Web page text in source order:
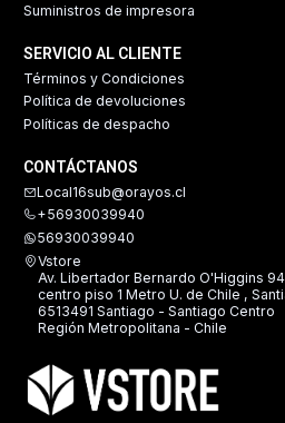
Suministros de impresora
SERVICIO AL CLIENTE
Términos y Condiciones
Política de devoluciones
Políticas de despacho
CONTÁCTANOS
Local16sub@orayos.cl
+56930039940
56930039940
Vstore
Av. Libertador Bernardo O'Higgins
centro piso 1 Metro U. de Chile ,
6513491 Santiago - Santiago Centro
Región Metropolitana - Chile